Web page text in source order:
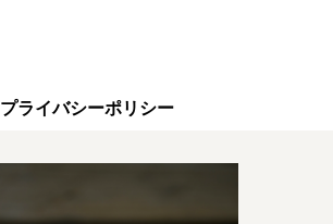
プライバシーポリシー